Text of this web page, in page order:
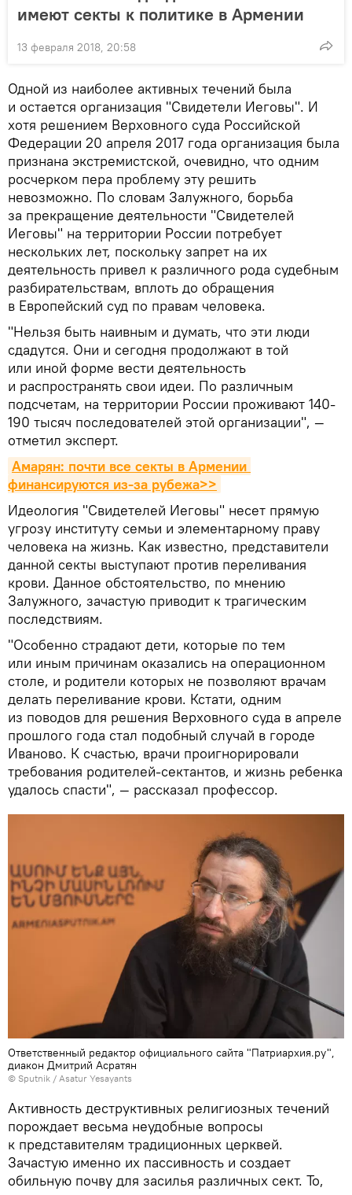
имеют секты к политике в Армении
13 февраля 2018, 20:58
Одной из наиболее активных течений была
и остается организация "Свидетели Иеговы". И
хотя решением Верховного суда Российской
Федерации 20 апреля 2017 года организация была
признана экстремистской, очевидно, что одним
росчерком пера проблему эту решить
невозможно. По словам Залужного, борьба
за прекращение деятельности "Свидетелей
Иеговы" на территории России потребует
нескольких лет, поскольку запрет на их
деятельность привел к различного рода судебным
разбирательствам, вплоть до обращения
в Европейский суд по правам человека.
"Нельзя быть наивным и думать, что эти люди
сдадутся. Они и сегодня продолжают в той
или иной форме вести деятельность
и распространять свои идеи. По различным
подсчетам, на территории России проживают 140-
190 тысяч последователей этой организации", —
отметил эксперт.
Амарян: почти все секты в Армении
финансируются из-за рубежа>>
Идеология "Свидетелей Иеговы" несет прямую
угрозу институту семьи и элементарному праву
человека на жизнь. Как известно, представители
данной секты выступают против переливания
крови. Данное обстоятельство, по мнению
Залужного, зачастую приводит к трагическим
последствиям.
"Особенно страдают дети, которые по тем
или иным причинам оказались на операционном
столе, и родители которых не позволяют врачам
делать переливание крови. Кстати, одним
из поводов для решения Верховного суда в апреле
прошлого года стал подобный случай в городе
Иваново. К счастью, врачи проигнорировали
требования родителей-сектантов, и жизнь ребенка
удалось спасти", — рассказал профессор.
Ответственный редактор официального сайта "Патриархия.ру",
диакон Дмитрий Асратян
© Sputnik / Asatur Yesayants
Активность деструктивных религиозных течений
порождает весьма неудобные вопросы
к представителям традиционных церквей.
Зачастую именно их пассивность и создает
обильную почву для засилья различных сект. То,